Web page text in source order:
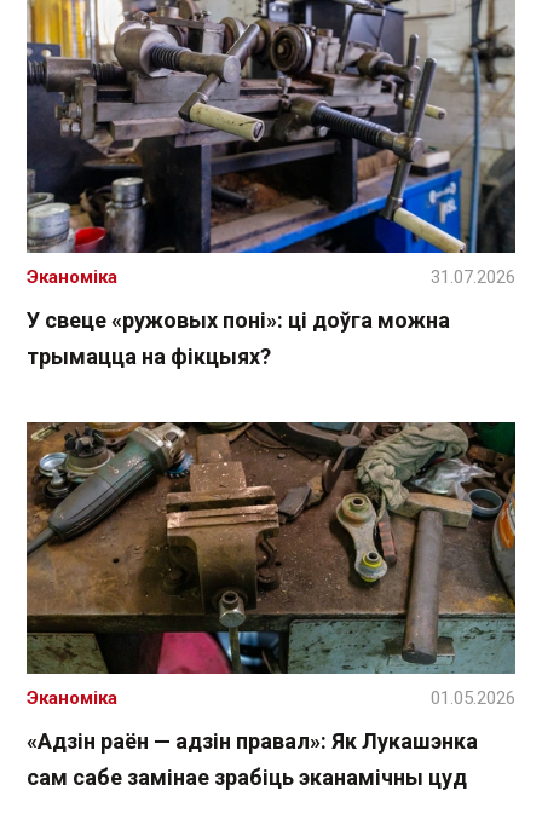
У свеце «ружовых поні»: ці доўга можна
трымацца на фікцыях?
Эканоміка 31.07.2026
«Адзін раён — адзін правал»: Як Лукашэнка
сам сабе замінае зрабіць эканамічны цуд
Эканоміка 01.05.2026